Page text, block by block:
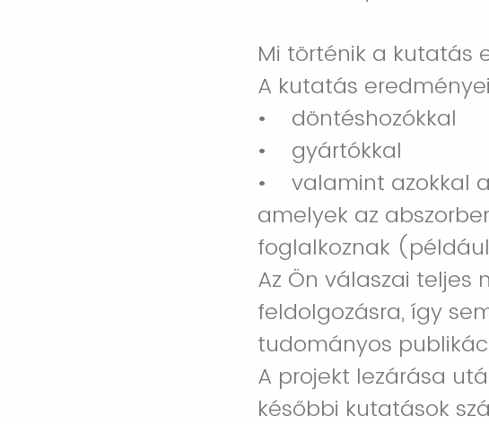
Mi történik a kutatás
A kutatás
• döntéshozókkal
• gyártókkal
• valamint azokkal a
amelyek az
foglalkoznak
Az Ön válaszai
feldolgozásra, így
tudományos
A projekt lezárása
későbbi kutatások